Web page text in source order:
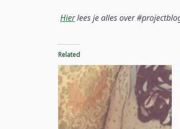
Hierlees je alles over
Related